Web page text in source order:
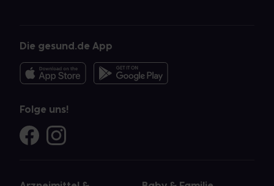
Die gesund.de App
Folge uns!